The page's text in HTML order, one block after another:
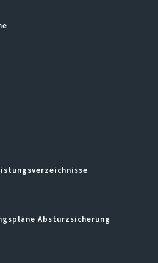
Absturzsicherung